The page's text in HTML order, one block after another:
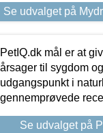
Se udvalget på
PetIQ.dk mål er at
årsager til sygdom
udgangspunkt i
gennemprøvede
Se udvalget på